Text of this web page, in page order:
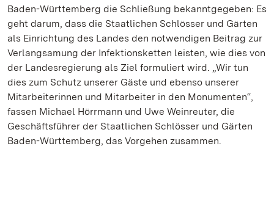
Baden-Württemberg die Schließung bekanntgegeben: Es
geht darum, dass die Staatlichen Schlösser und Gärten
als Einrichtung des Landes den notwendigen Beitrag zur
Verlangsamung der Infektionsketten leisten, wie dies von
der Landesregierung als Ziel formuliert wird. „Wir tun
dies zum Schutz unserer Gäste und ebenso unserer
Mitarbeiterinnen und Mitarbeiter in den Monumenten“,
fassen Michael Hörrmann und Uwe Weinreuter, die
Geschäftsführer der Staatlichen Schlösser und Gärten
Baden-Württemberg, das Vorgehen zusammen.